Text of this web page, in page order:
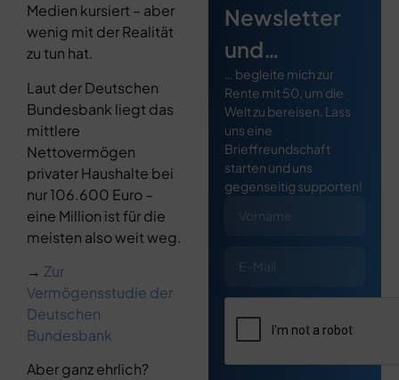
Medien kursiert – aber
wenig mit der Realität
zu tun hat.
Laut der Deutschen
Bundesbank liegt das
mittlere
Nettovermögen
privater Haushalte bei
nur 106.600 Euro –
eine Million ist für die
meisten also weit weg.
→ Zur
Vermögensstudie der
Deutschen
Bundesbank
Aber ganz ehrlich?
Newsletter
und…
… begleite mich zur
Rente mit 50, um die
Welt zu bereisen. Lass
uns eine
Brieffreundschaft
starten und uns
gegenseitig supporten!